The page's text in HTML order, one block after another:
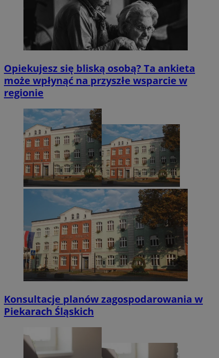
Opiekujesz się bliską osobą? Ta ankieta
może wpłynąć na przyszłe wsparcie w
regionie
Konsultacje planów zagospodarowania w
Piekarach Śląskich